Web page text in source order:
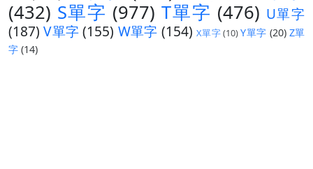
(432) S單字 (977) T單字 (476) U單字
(187) V單字(155) W單字 (154) X單字(10)Y單字 (20) Z單
字 (14)